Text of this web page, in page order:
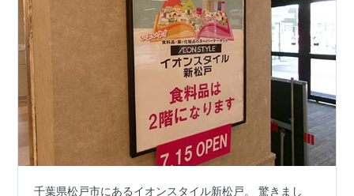
千葉県松戸市にあるイオンスタイル新松戸。 驚きまし